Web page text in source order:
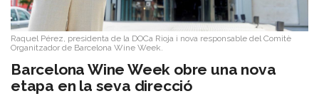
Raquel Pérez, presidenta de la DOCa Rioja i nova responsable del Comitè
Organitzador de Barcelona Wine Week.
Barcelona Wine Week obre una nova
etapa en la seva direcció